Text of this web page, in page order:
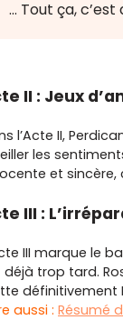
… Tout ça, c’est
II : Jeux
l’Acte II,
les
et sincère,
III :
III marque le
déjà trop tard.
définitivement
aussi : Résumé